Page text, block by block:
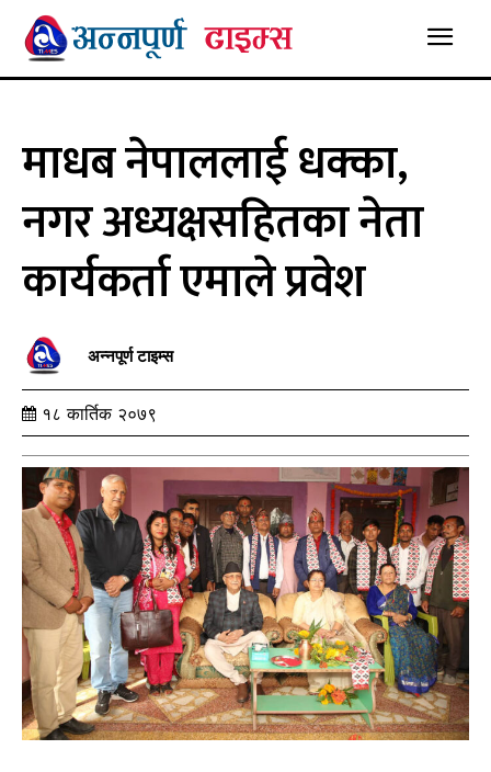
माधब नेपाललाई धक्का,
नगर अध्यक्षसहितका नेता
कार्यकर्ता एमाले प्रवेश
अन्नपूर्ण टाइम्स
१८ कार्तिक २०७९